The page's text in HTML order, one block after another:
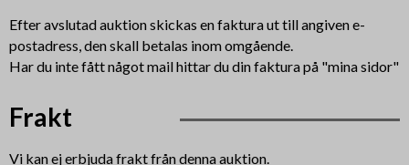
Efter avslutad auktion skickas en faktura ut till angiven e-
postadress, den skall betalas inom omgående.
Har du inte fått något mail hittar du din faktura på "mina sidor"
Frakt
Vi kan ej erbjuda frakt från denna auktion.